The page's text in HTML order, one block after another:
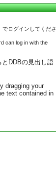
でログインしてくださ
can log in with the
DDBの見出し語
dragging your
text contained in